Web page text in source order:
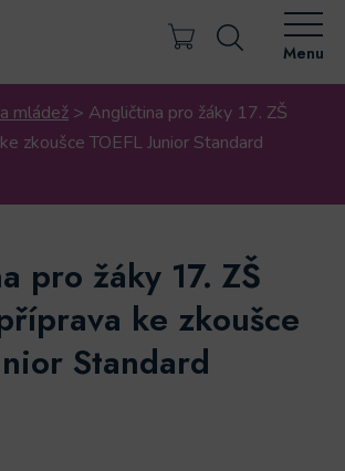
Menu
mládež > Angličtina pro žáky 17. ZŠ
zkoušce TOEFL Junior Standard
pro žáky 17. ZŠ
ke zkoušce
Standard